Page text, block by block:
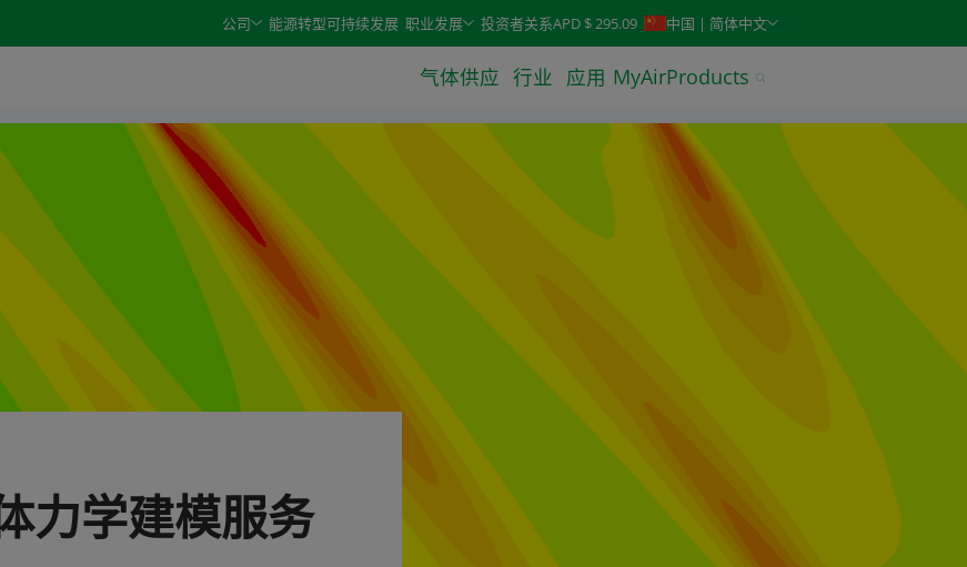
keys and select an option with the enter or space keys. Typeahead search is also available.
公司 能源转型可持续发展 职业发展 投资者关系APD $ 295.09 中国 | 简体中文
气体供应 行业 应用 MyAirProducts
力学建模服务